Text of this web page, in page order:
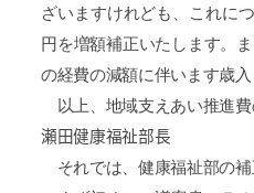
ざいますけれども、これに
円を増額補正いたします。
の経費の減額に伴います歳
以上、地域支えあい推進
瀬田健康福祉部長
それでは、健康福祉部の